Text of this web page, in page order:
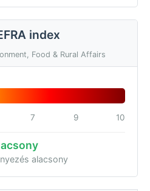
index
Food & Rural Affairs
7 9 10
alacsony